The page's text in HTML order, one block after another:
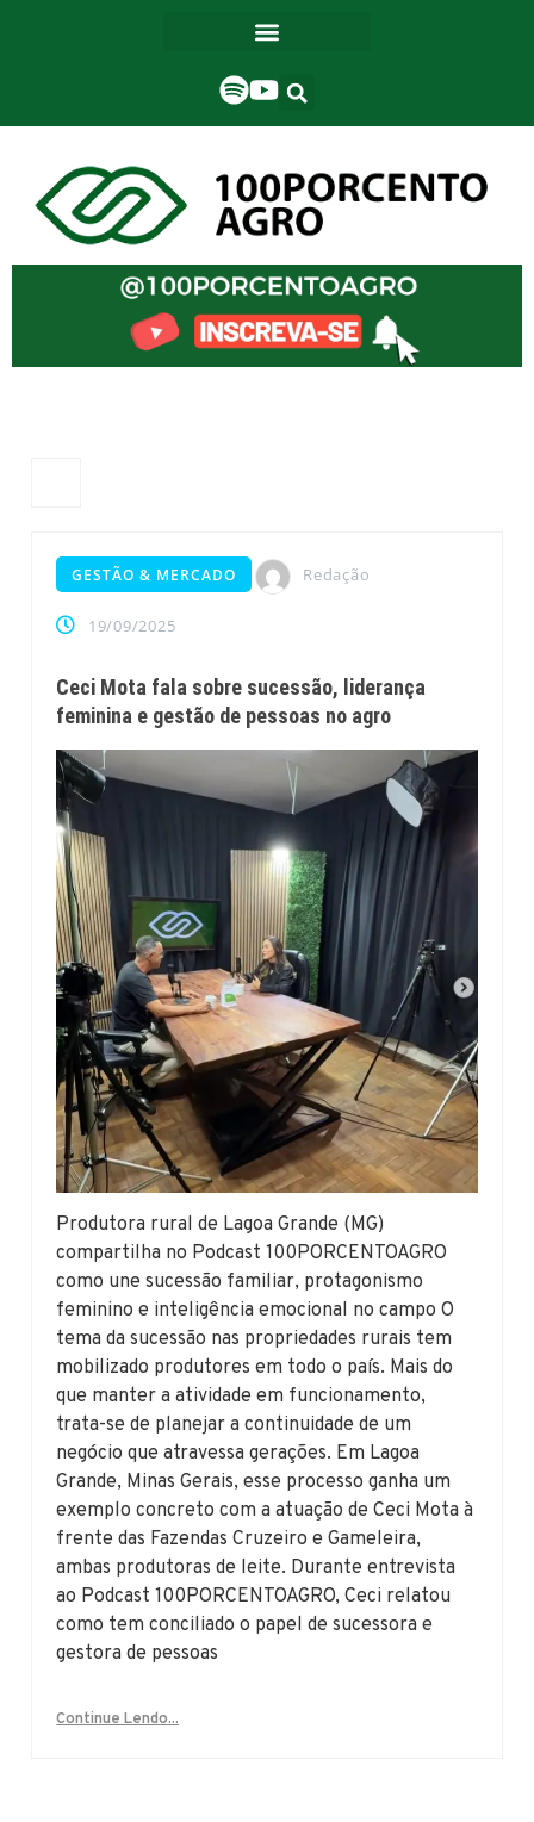
GESTÃO & MERCADO Redação
19/09/2025
Ceci Mota fala sobre sucessão, liderança
feminina e gestão de pessoas no agro
Produtora rural de Lagoa Grande (MG)
compartilha no Podcast 100PORCENTOAGRO
como une sucessão familiar, protagonismo
feminino e inteligência emocional no campo O
tema da sucessão nas propriedades rurais tem
mobilizado produtores em todo o país. Mais do
que manter a atividade em funcionamento,
trata-se de planejar a continuidade de um
negócio que atravessa gerações. Em Lagoa
Grande, Minas Gerais, esse processo ganha um
exemplo concreto com a atuação de Ceci Mota à
frente das Fazendas Cruzeiro e Gameleira,
ambas produtoras de leite. Durante entrevista
ao Podcast 100PORCENTOAGRO, Ceci relatou
como tem conciliado o papel de sucessora e
gestora de pessoas
Continue Lendo...